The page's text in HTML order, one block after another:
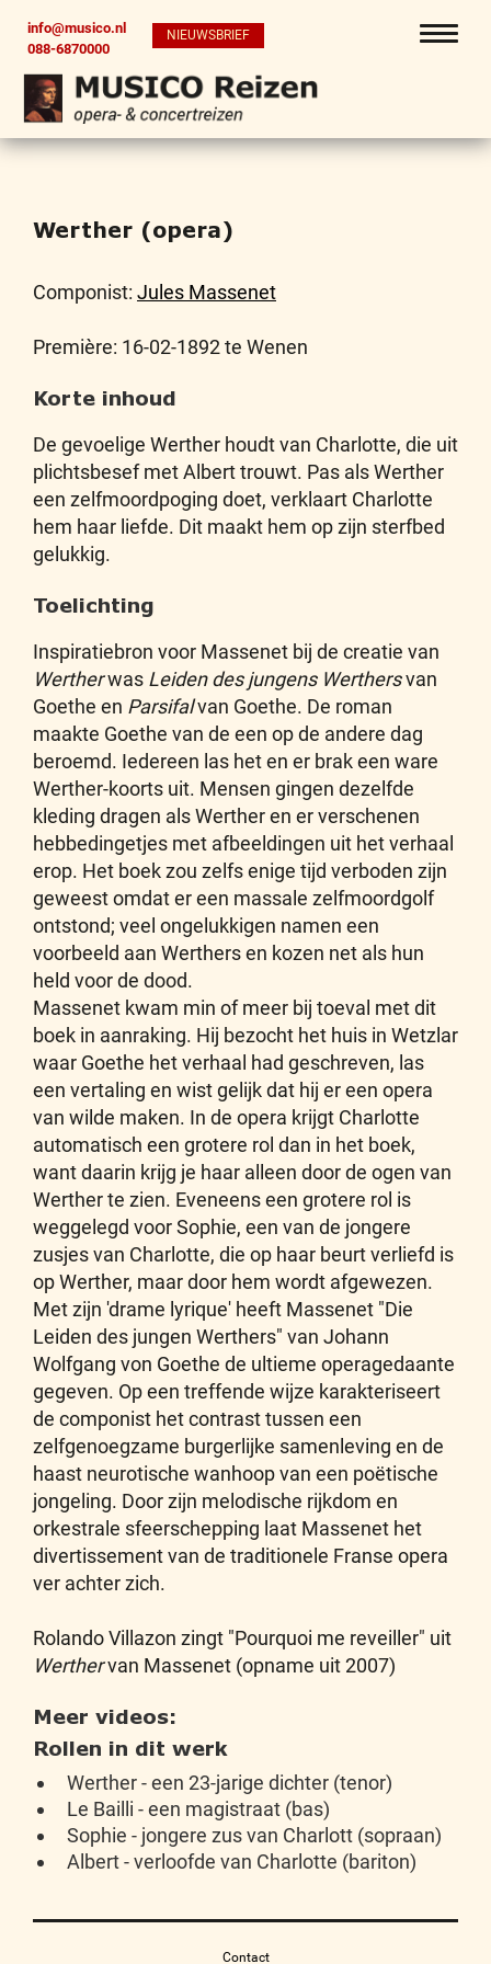
info@musico.nl
088-6870000
NIEUWSBRIEF
Werther (opera)
Componist: Jules Massenet
Première: 16-02-1892 te Wenen
Korte inhoud
De gevoelige Werther houdt van Charlotte, die uit
plichtsbesef met Albert trouwt. Pas als Werther
een zelfmoordpoging doet, verklaart Charlotte
hem haar liefde. Dit maakt hem op zijn sterfbed
gelukkig.
Toelichting
Inspiratiebron voor Massenet bij de creatie van
Wertherwas Leiden des jungens Werthersvan
Goethe en Parsifalvan Goethe. De roman
maakte Goethe van de een op de andere dag
beroemd. Iedereen las het en er brak een ware
Werther-koorts uit. Mensen gingen dezelfde
kleding dragen als Werther en er verschenen
hebbedingetjes met afbeeldingen uit het verhaal
erop. Het boek zou zelfs enige tijd verboden zijn
geweest omdat er een massale zelfmoordgolf
ontstond; veel ongelukkigen namen een
voorbeeld aan Werthers en kozen net als hun
held voor de dood.
Massenet kwam min of meer bij toeval met dit
boek in aanraking. Hij bezocht het huis in Wetzlar
waar Goethe het verhaal had geschreven, las
een vertaling en wist gelijk dat hij er een opera
van wilde maken. In de opera krijgt Charlotte
automatisch een grotere rol dan in het boek,
want daarin krijg je haar alleen door de ogen van
Werther te zien. Eveneens een grotere rol is
weggelegd voor Sophie, een van de jongere
zusjes van Charlotte, die op haar beurt verliefd is
op Werther, maar door hem wordt afgewezen.
Met zijn 'drame lyrique' heeft Massenet "Die
Leiden des jungen Werthers" van Johann
Wolfgang von Goethe de ultieme operagedaante
gegeven. Op een treffende wijze karakteriseert
de componist het contrast tussen een
zelfgenoegzame burgerlijke samenleving en de
haast neurotische wanhoop van een poëtische
jongeling. Door zijn melodische rijkdom en
orkestrale sfeerschepping laat Massenet het
divertissement van de traditionele Franse opera
ver achter zich.
Rolando Villazon zingt "Pourquoi me reveiller" uit
Werthervan Massenet (opname uit 2007)
Meer videos:
Rollen in dit werk
Werther - een 23-jarige dichter (tenor)
Le Bailli - een magistraat (bas)
Sophie - jongere zus van Charlott (sopraan)
Albert - verloofde van Charlotte (bariton)
Contact